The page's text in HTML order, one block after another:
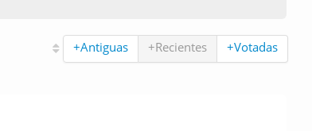
+Antiguas +Recientes +Votadas